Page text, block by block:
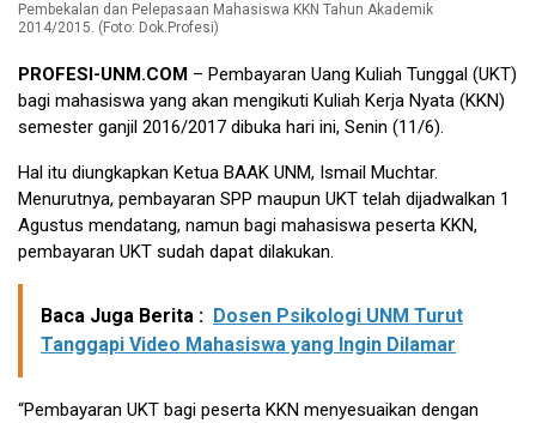
Pembekalan dan Pelepasaan Mahasiswa KKN Tahun Akademik
2014/2015. (Foto: Dok.Profesi)
PROFESI-UNM.COM – Pembayaran Uang Kuliah Tunggal (UKT)
bagi mahasiswa yang akan mengikuti Kuliah Kerja Nyata (KKN)
semester ganjil 2016/2017 dibuka hari ini, Senin (11/6).
Hal itu diungkapkan Ketua BAAK UNM, Ismail Muchtar.
Menurutnya, pembayaran SPP maupun UKT telah dijadwalkan 1
Agustus mendatang, namun bagi mahasiswa peserta KKN,
pembayaran UKT sudah dapat dilakukan.
Baca Juga Berita : Dosen Psikologi UNM Turut
Tanggapi Video Mahasiswa yang Ingin Dilamar
“Pembayaran UKT bagi peserta KKN menyesuaikan dengan